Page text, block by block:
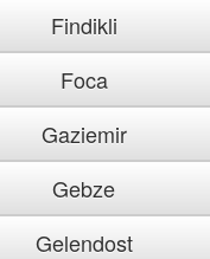
Findikli
Foca
Gaziemir
Gebze
Gelendost